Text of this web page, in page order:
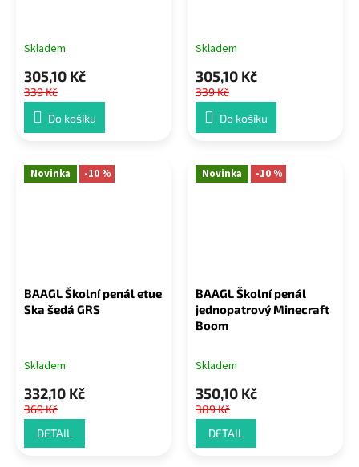
Skladem
305,10 Kč
339 Kč
Do košíku
Skladem
305,10 Kč
339 Kč
Do košíku
Novinka -10 %
BAAGL Školní penál etue
Ska šedá GRS
Skladem
332,10 Kč
369 Kč
DETAIL
Novinka -10 %
BAAGL Školní penál
jednopatrový Minecraft
Boom
Skladem
350,10 Kč
389 Kč
DETAIL